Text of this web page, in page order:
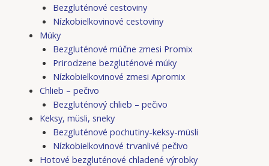
Bezgluténové cestoviny
Nízkobielkovinové cestoviny
Múky
Bezgluténové múčne zmesi Promix
Prirodzene bezgluténové múky
Nízkobielkovinové zmesi Apromix
Chlieb – pečivo
Bezgluténový chlieb – pečivo
Keksy, müsli, sneky
Bezgluténové pochutiny-keksy-müsli
Nízkobielkovinové trvanlivé pečivo
Hotové bezgluténové chladené výrobky